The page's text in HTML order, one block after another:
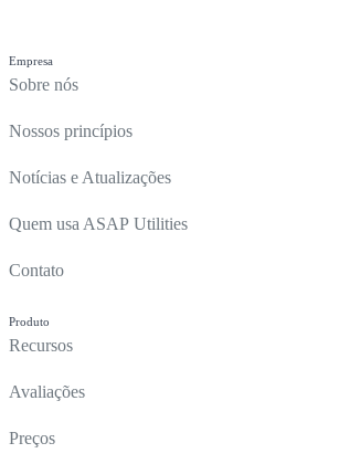
Empresa
Sobre nós
Nossos princípios
Notícias e Atualizações
Quem usa ASAP Utilities
Contato
Produto
Recursos
Avaliações
Preços